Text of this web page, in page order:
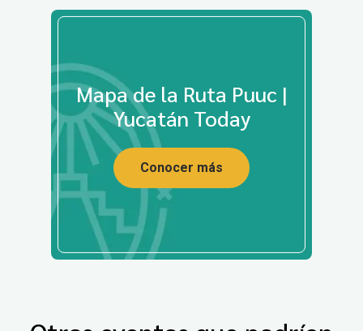
Mapa de la Ruta Puuc |
Yucatán Today
Conocer más